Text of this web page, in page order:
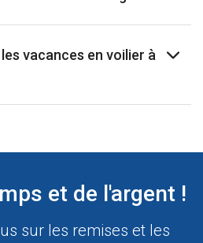
vacances en voilier à
et de l'argent !
sur les remises et les